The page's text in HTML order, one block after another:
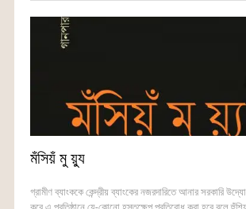
মঁসিয়ঁ মু য়্যু
গ্রামীণ ব্যাংককে কেন্দ্রীয় ব্যাংকের নজরদারিতে আনার সরকারি